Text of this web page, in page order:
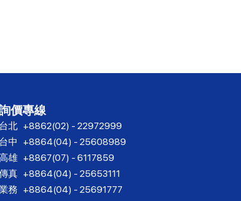
價專線
台北 +8862(02) - 22972999
台中 +8864(04) - 25608989
雄 +8867(07) - 6117859
真 +8864(04) - 25653111
務 +8864(04) - 25691777